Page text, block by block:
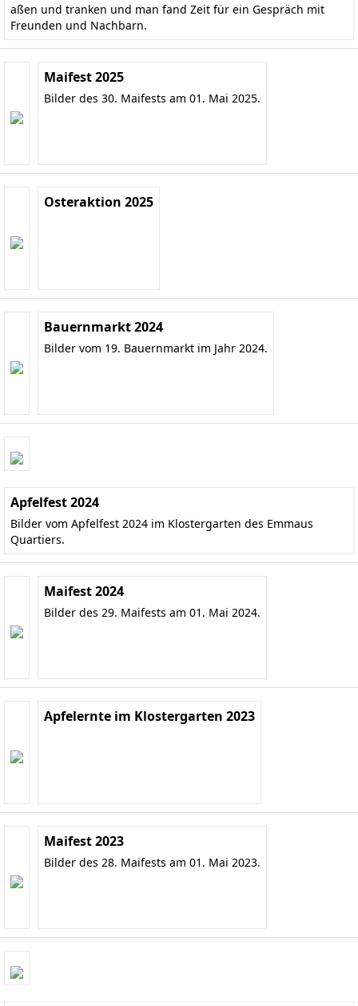
aßen und tranken und man fand Zeit für ein Gespräch mit
Freunden und Nachbarn.
Maifest 2025
Bilder des 30. Maifests am 01. Mai 2025.
Osteraktion 2025
Bauernmarkt 2024
Bilder vom 19. Bauernmarkt im Jahr 2024.
Apfelfest 2024
Bilder vom Apfelfest 2024 im Klostergarten des Emmaus
Quartiers.
Maifest 2024
Bilder des 29. Maifests am 01. Mai 2024.
Apfelernte im Klostergarten 2023
Maifest 2023
Bilder des 28. Maifests am 01. Mai 2023.